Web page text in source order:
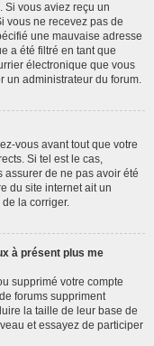
Si vous aviez reçu un
vous ne recevez pas de
une mauvaise adresse
a été filtré en tant que
électronique que vous
un administrateur du forum.
vous avant tout que votre
Si tel est le cas,
assurer de ne pas avoir été
du site internet ait un
la corriger.
à présent plus me
supprimé votre compte
forums suppriment
la taille de leur base de
et essayez de participer